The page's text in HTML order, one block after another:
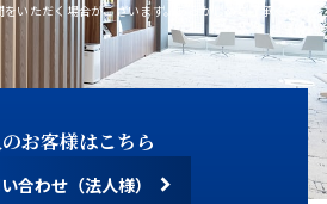
いただく場合がございます。あらかじめご了承くだ
お客様はこちら
合わせ（法人様）